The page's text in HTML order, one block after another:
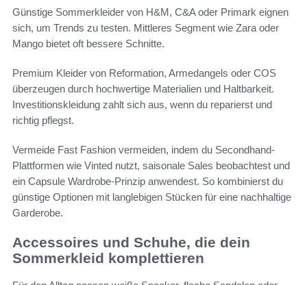
Günstige Sommerkleider von H&M, C&A oder Primark eignen
sich, um Trends zu testen. Mittleres Segment wie Zara oder
Mango bietet oft bessere Schnitte.
Premium Kleider von Reformation, Armedangels oder COS
überzeugen durch hochwertige Materialien und Haltbarkeit.
Investitionskleidung zahlt sich aus, wenn du reparierst und
richtig pflegst.
Vermeide Fast Fashion vermeiden, indem du Secondhand-
Plattformen wie Vinted nutzt, saisonale Sales beobachtest und
ein Capsule Wardrobe-Prinzip anwendest. So kombinierst du
günstige Optionen mit langlebigen Stücken für eine nachhaltige
Garderobe.
Accessoires und Schuhe, die dein
Sommerkleid komplettieren